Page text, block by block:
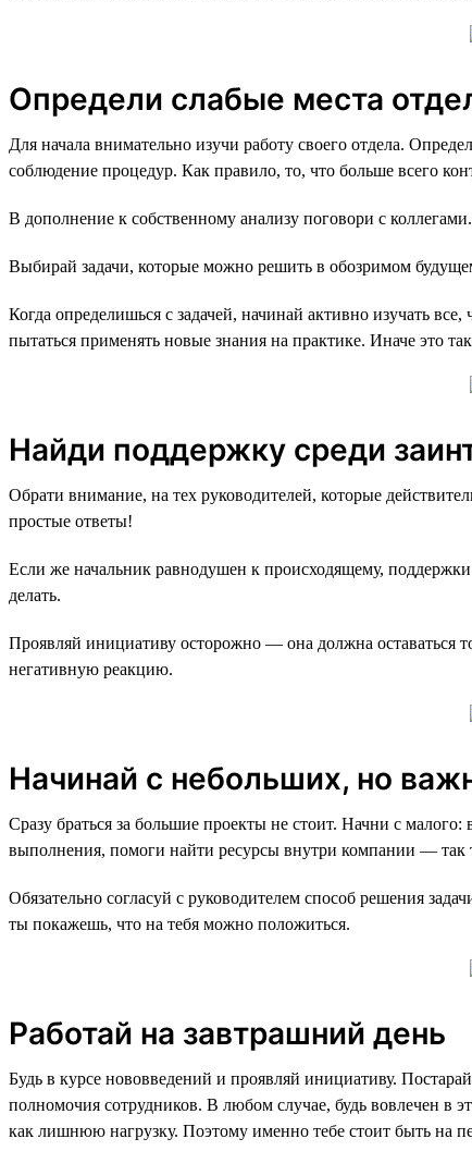
Определи слабые места
Для начала внимательно изучи работу своего отдела.
соблюдение процедур. Как правило, то, что больше всего
В дополнение к собственному анализу поговори с
Выбирай задачи, которые можно решить в обозримом
Когда определишься с задачей, начинай активно изучать
пытаться применять новые знания на практике. Иначе это
Найди поддержку среди
Обрати внимание, на тех руководителей, которые
простые ответы!
Если же начальник равнодушен к происходящему,
делать.
Проявляй инициативу осторожно — она должна оставаться
негативную реакцию.
Начинай с небольших, но
Сразу браться за большие проекты не стоит. Начни с
выполнения, помоги найти ресурсы внутри компании — так
Обязательно согласуй с руководителем способ решения
ты покажешь, что на тебя можно положиться.
Работай на завтрашний день
Будь в курсе нововведений и проявляй инициативу.
полномочия сотрудников. В любом случае, будь вовлечен в
как лишнюю нагрузку. Поэтому именно тебе стоит быть на